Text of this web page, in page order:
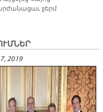
ջերմ
2019